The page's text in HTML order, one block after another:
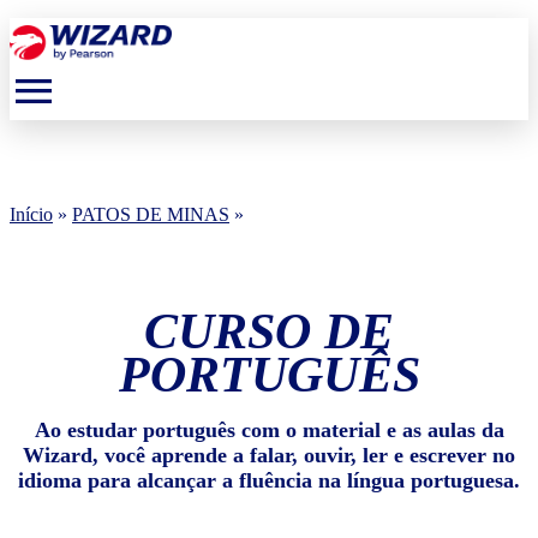
menu
Início » PATOS DE MINAS »
CURSO DE
PORTUGUÊS
Ao estudar português com o material e as aulas da
Wizard, você aprende a falar, ouvir, ler e escrever no
idioma para alcançar a fluência na língua portuguesa.